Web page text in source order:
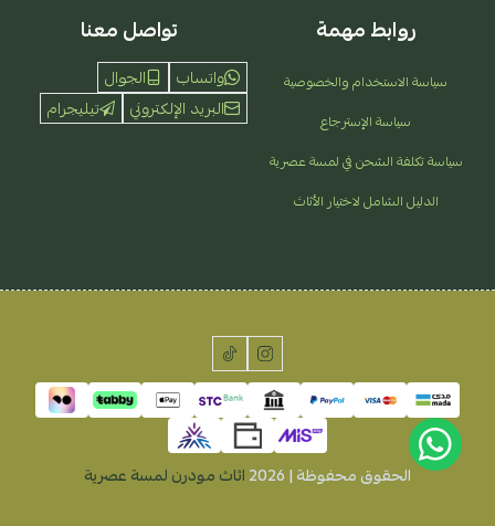
روابط مهمة
سياسة الاستخدام والخصوصية
سياسة الإسترجاع
سياسة تكلفة الشحن في لمسة عصرية
الدليل الشامل لاختيار الأثاث
تواصل معنا
واتساب
الجوال
البريد الإلكتروني
تيليجرام
الحقوق محفوظة | 2026 اثاث مودرن لمسة عصرية